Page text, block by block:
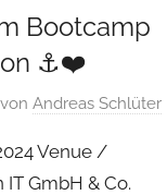
Bootcamp
⚓❤️
von Andreas Schlüter
Venue /
GmbH & Co.